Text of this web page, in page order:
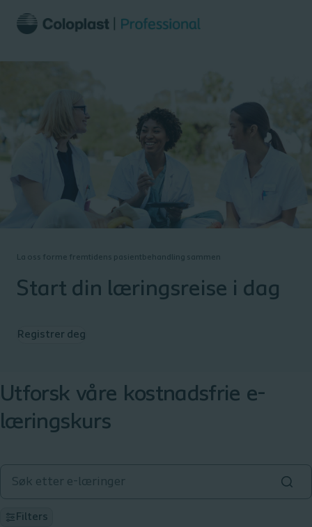
La oss forme fremtidens pasientbehandling sammen
Start din læringsreise i dag
Registrer deg
Utforsk våre kostnadsfrie e-
læringskurs
Filters